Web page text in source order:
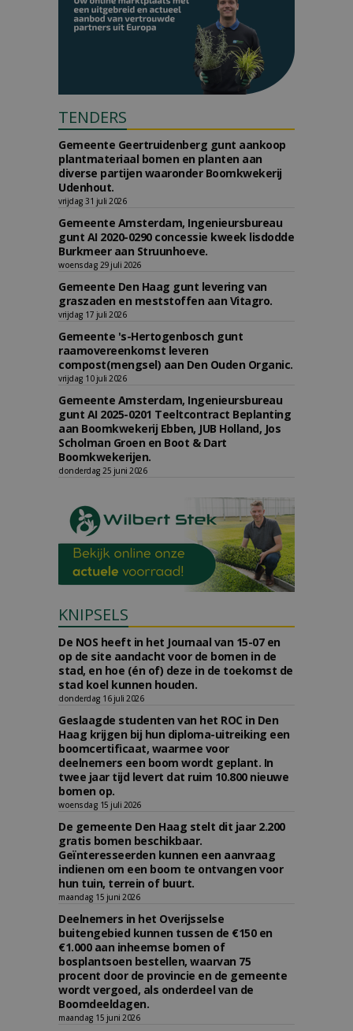
TENDERS
Gemeente Geertruidenberg gunt aankoop
plantmateriaal bomen en planten aan
diverse partijen waaronder Boomkwekerij
Udenhout.
vrijdag 31 juli 2026
Gemeente Amsterdam, Ingenieursbureau
gunt AI 2020-0290 concessie kweek lisdodde
Burkmeer aan Struunhoeve.
woensdag 29 juli 2026
Gemeente Den Haag gunt levering van
graszaden en meststoffen aan Vitagro.
vrijdag 17 juli 2026
Gemeente 's-Hertogenbosch gunt
raamovereenkomst leveren
compost(mengsel) aan Den Ouden Organic.
vrijdag 10 juli 2026
Gemeente Amsterdam, Ingenieursbureau
gunt AI 2025-0201 Teeltcontract Beplanting
aan Boomkwekerij Ebben, JUB Holland, Jos
Scholman Groen en Boot & Dart
Boomkwekerijen.
donderdag 25 juni 2026
KNIPSELS
De NOS heeft in het Journaal van 15-07 en
op de site aandacht voor de bomen in de
stad, en hoe (én of) deze in de toekomst de
stad koel kunnen houden.
donderdag 16 juli 2026
Geslaagde studenten van het ROC in Den
Haag krijgen bij hun diploma-uitreiking een
boomcertificaat, waarmee voor
deelnemers een boom wordt geplant. In
twee jaar tijd levert dat ruim 10.800 nieuwe
bomen op.
woensdag 15 juli 2026
De gemeente Den Haag stelt dit jaar 2.200
gratis bomen beschikbaar.
Geïnteresseerden kunnen een aanvraag
indienen om een boom te ontvangen voor
hun tuin, terrein of buurt.
maandag 15 juni 2026
Deelnemers in het Overijsselse
buitengebied kunnen tussen de €150 en
€1.000 aan inheemse bomen of
bosplantsoen bestellen, waarvan 75
procent door de provincie en de gemeente
wordt vergoed, als onderdeel van de
Boomdeeldagen.
maandag 15 juni 2026